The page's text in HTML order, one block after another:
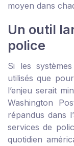
moyen dans
Un outil
police
Si les
utilisés que
l’enjeu serait
Washington
répandus dans
services de
quotidien